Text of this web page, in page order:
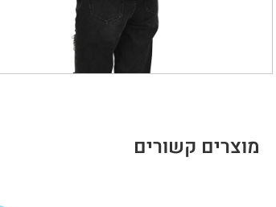
מוצרים קשורים